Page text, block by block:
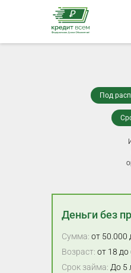
Под
Деньги без
Сумма: от 50.000
Возраст: от 18 до
Срок займа: До 5